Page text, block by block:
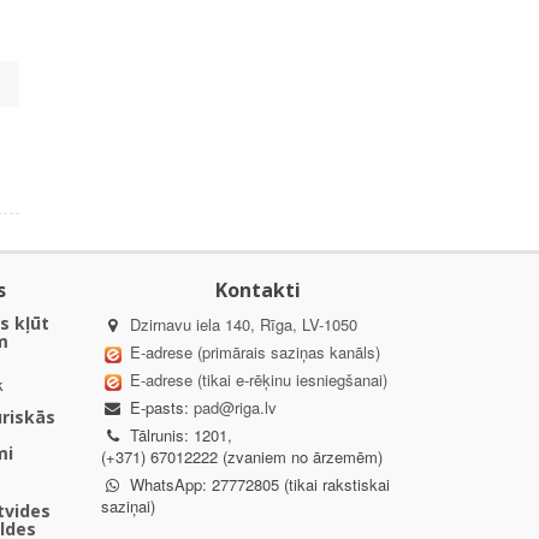
kļūt
Kontakti
Dzirnavu iela 140, Rīga, LV-1050
E-adrese (primārais saziņas kanāls)
E-adrese (tikai e-rēķinu iesniegšanai)
E-pasts: pad@riga.lv
Tālrunis: 1201,
(+371) 67012222 (zvaniem no ārzemēm)
WhatsApp: 27772805 (tikai rakstiskai
saziņai)